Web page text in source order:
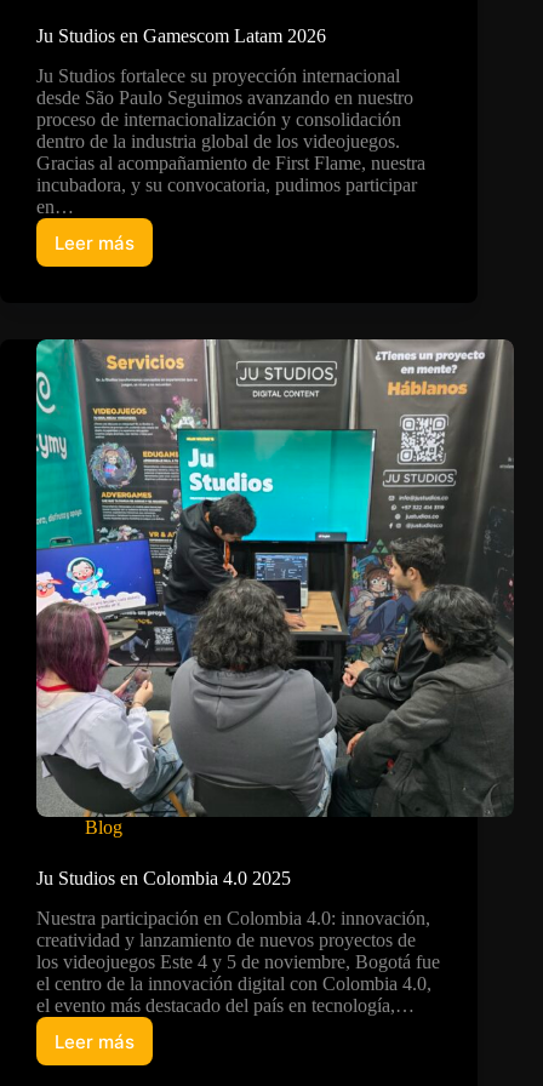
Ju Studios en Gamescom Latam 2026
Ju Studios fortalece su proyección internacional
desde São Paulo Seguimos avanzando en nuestro
proceso de internacionalización y consolidación
dentro de la industria global de los videojuegos.
Gracias al acompañamiento de First Flame, nuestra
incubadora, y su convocatoria, pudimos participar
en…
Leer más
Ju
Latam
2026
Blog
Ju Studios en Colombia 4.0 2025
Nuestra participación en Colombia 4.0: innovación,
creatividad y lanzamiento de nuevos proyectos de
los videojuegos Este 4 y 5 de noviembre, Bogotá fue
el centro de la innovación digital con Colombia 4.0,
el evento más destacado del país en tecnología,…
Leer más
Ju